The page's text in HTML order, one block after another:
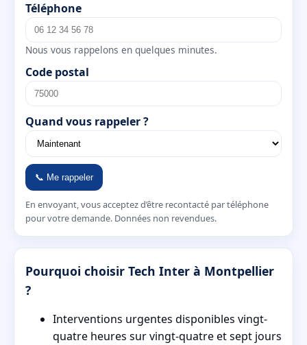
Téléphone
Nous vous rappelons en quelques minutes.
Code postal
Quand vous rappeler ?
📞 Me rappeler
En envoyant, vous acceptez d’être recontacté par téléphone
pour votre demande. Données non revendues.
Pourquoi choisir Tech Inter à Montpellier
?
Interventions urgentes disponibles vingt-
quatre heures sur vingt-quatre et sept jours